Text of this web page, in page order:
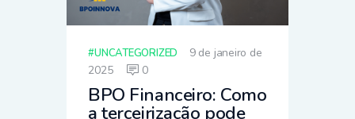
UNCATEGORIZED
9 de janeiro de
2025
0
BPO Financeiro: Como
a terceirização pode